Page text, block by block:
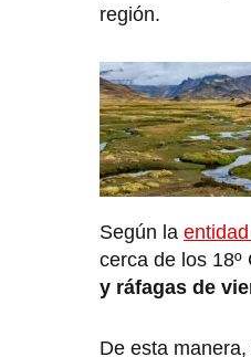
región.
Según la
cerca de los
y ráfagas de
De esta